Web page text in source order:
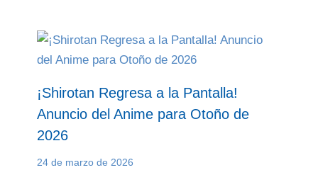
¡Shirotan Regresa a la Pantalla!
Anuncio del Anime para Otoño de
2026
24 de marzo de 2026